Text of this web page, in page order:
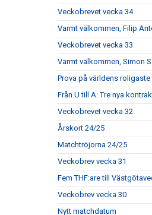
Veckobrevet vecka 34
Varmt välkommen, Filip
Veckobrevet vecka 33
Varmt välkommen, Simon
Prova på världens
Från U till A: Tre nya
Veckobrevet vecka 32
Årskort 24/25
Matchtröjorna 24/25
Veckobrev vecka 31
Fem THF:are till
Veckobrev vecka 30
Nytt matchdatum